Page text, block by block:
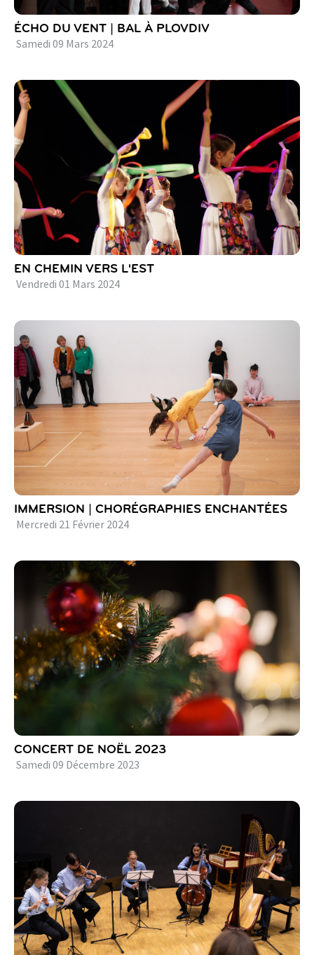
ÉCHO DU VENT | BAL À PLOVDIV
Samedi 09 Mars 2024
EN CHEMIN VERS L'EST
Vendredi 01 Mars 2024
IMMERSION | CHORÉGRAPHIES ENCHANTÉES
Mercredi 21 Février 2024
CONCERT DE NOËL 2023
Samedi 09 Décembre 2023